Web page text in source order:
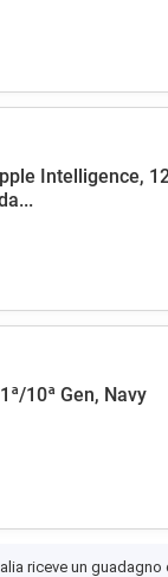
Intelligence,
10ª Gen, Navy
riceve un